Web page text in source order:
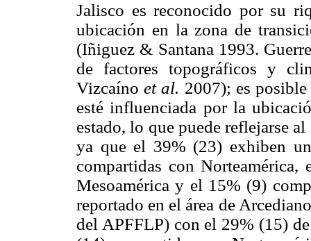
Jalisco es reconocido por su
ubicación en la zona de
(Iñiguez & Santana 1993.
de factores topográficos y
Vizcaínoet al. 2007); es
esté influenciada por la
estado, lo que puede reflejarse
ya que el 39% (23) exhiben
compartidas con
Mesoamérica y el 15% (9)
reportado en el área de
del APFFLP) con el 29% (15)